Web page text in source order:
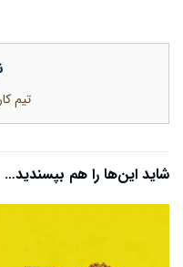
تیم
شاید این‌ها را هم بپسندید…